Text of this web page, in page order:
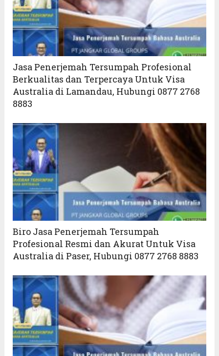
Jasa Penerjemah Tersumpah Profesional
Berkualitas dan Terpercaya Untuk Visa
Australia di Lamandau, Hubungi 0877 2768
8883
Biro Jasa Penerjemah Tersumpah
Profesional Resmi dan Akurat Untuk Visa
Australia di Paser, Hubungi 0877 2768 8883